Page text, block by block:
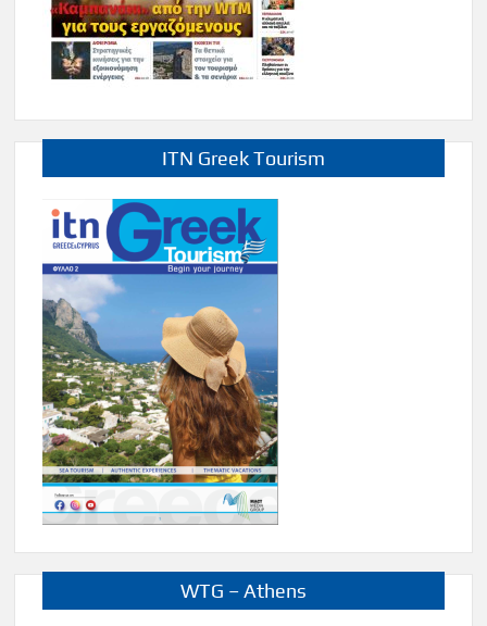
ITN Greek Tourism
WTG – Athens